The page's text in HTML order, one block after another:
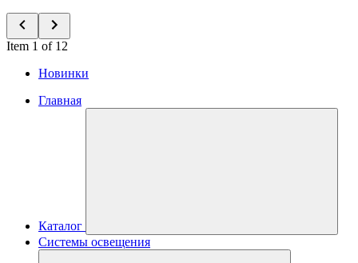
Item 1 of 12
Новинки
Главная
Каталог
Системы освещения